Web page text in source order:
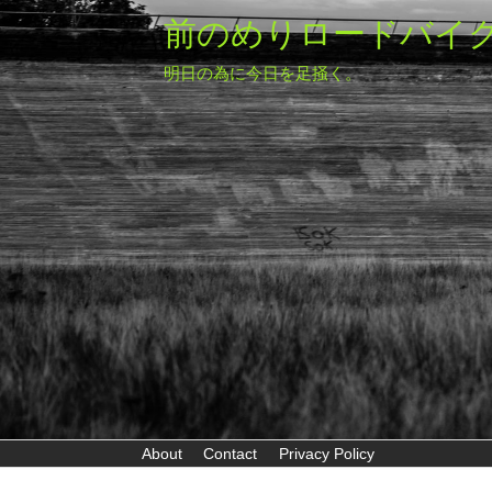
前のめりロードバイ
明日の為に今日を足掻く。
About Contact Privacy Policy